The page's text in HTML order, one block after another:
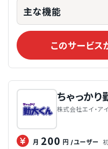
主な機能
このサービス
ちゃっかり
株式会社エイ・ア
月 200 円 /ユーザー